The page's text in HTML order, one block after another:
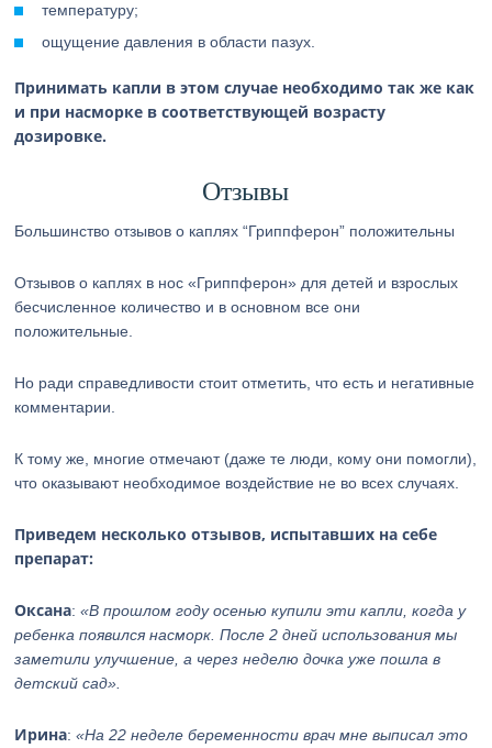
температуру;
ощущение давления в области пазух.
Принимать капли в этом случае необходимо так же как
и при насморке в соответствующей возрасту
дозировке.
Отзывы
Большинство отзывов о каплях “Гриппферон” положительны
Отзывов о каплях в нос «Гриппферон» для детей и взрослых
бесчисленное количество и в основном все они
положительные.
Но ради справедливости стоит отметить, что есть и негативные
комментарии.
К тому же, многие отмечают (даже те люди, кому они помогли),
что оказывают необходимое воздействие не во всех случаях.
Приведем несколько отзывов, испытавших на себе
препарат:
Оксана:«В прошлом году осенью купили эти капли, когда у
ребенка появился насморк. После 2 дней использования мы
заметили улучшение, а через неделю дочка уже пошла в
детский сад».
Ирина:«На 22 неделе беременности врач мне выписал это